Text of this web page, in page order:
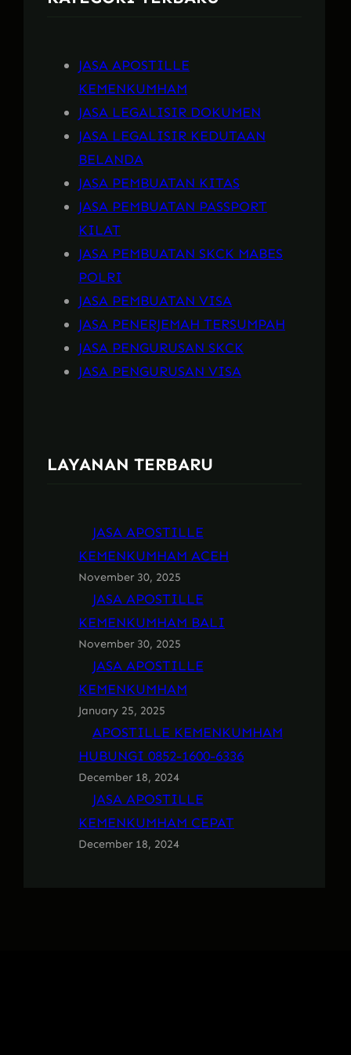
JASA APOSTILLE
KEMENKUMHAM
JASA LEGALISIR DOKUMEN
JASA LEGALISIR KEDUTAAN
BELANDA
JASA PEMBUATAN KITAS
JASA PEMBUATAN PASSPORT
KILAT
JASA PEMBUATAN SKCK MABES
POLRI
JASA PEMBUATAN VISA
JASA PENERJEMAH TERSUMPAH
JASA PENGURUSAN SKCK
JASA PENGURUSAN VISA
LAYANAN TERBARU
JASA APOSTILLE
KEMENKUMHAM ACEH
November 30, 2025
JASA APOSTILLE
KEMENKUMHAM BALI
November 30, 2025
JASA APOSTILLE
KEMENKUMHAM
January 25, 2025
APOSTILLE KEMENKUMHAM
HUBUNGI 0852-1600-6336
December 18, 2024
JASA APOSTILLE
KEMENKUMHAM CEPAT
December 18, 2024